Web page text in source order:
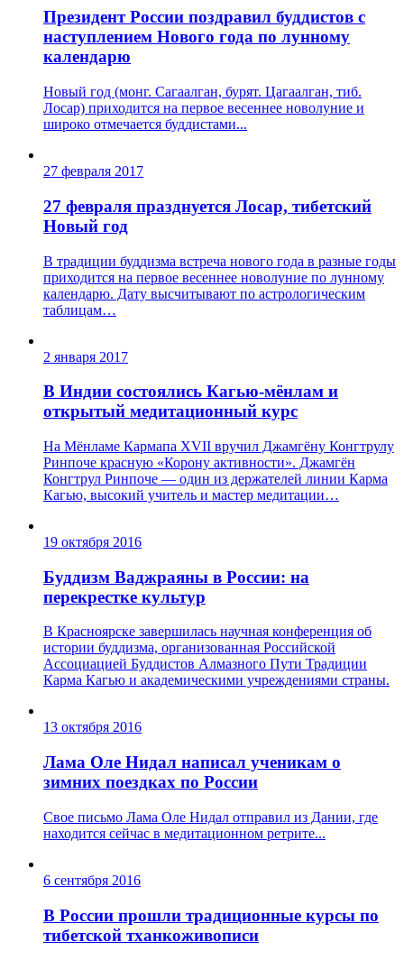
Президент России поздравил буддистов с
наступлением Нового года по лунному
календарю
Новый год (монг. Сагаалган, бурят. Цагаалган, тиб.
Лосар) приходится на первое весеннее новолуние и
широко отмечается буддистами...
27 февраля 2017
27 февраля празднуется Лосар, тибетский
Новый год
В традиции буддизма встреча нового года в разные годы
приходится на первое весеннее новолуние по лунному
календарю. Дату высчитывают по астрологическим
таблицам…
2 января 2017
В Индии состоялись Кагью-мёнлам и
открытый медитационный курс
На Мёнламе Кармапа XVII вручил Джамгёну Конгтрулу
Ринпоче красную «Корону активности». Джамгён
Конгтрул Ринпоче — один из держателей линии Карма
Кагью, высокий учитель и мастер медитации…
19 октября 2016
Буддизм Ваджраяны в России: на
перекрестке культур
В Красноярске завершилась научная конференция об
истории буддизма, организованная Российской
Ассоциацией Буддистов Алмазного Пути Традиции
Карма Кагью и академическими учреждениями страны.
13 октября 2016
Лама Оле Нидал написал ученикам о
зимних поездках по России
Свое письмо Лама Оле Нидал отправил из Дании, где
находится сейчас в медитационном ретрите...
6 сентября 2016
В России прошли традиционные курсы по
тибетской тханкоживописи